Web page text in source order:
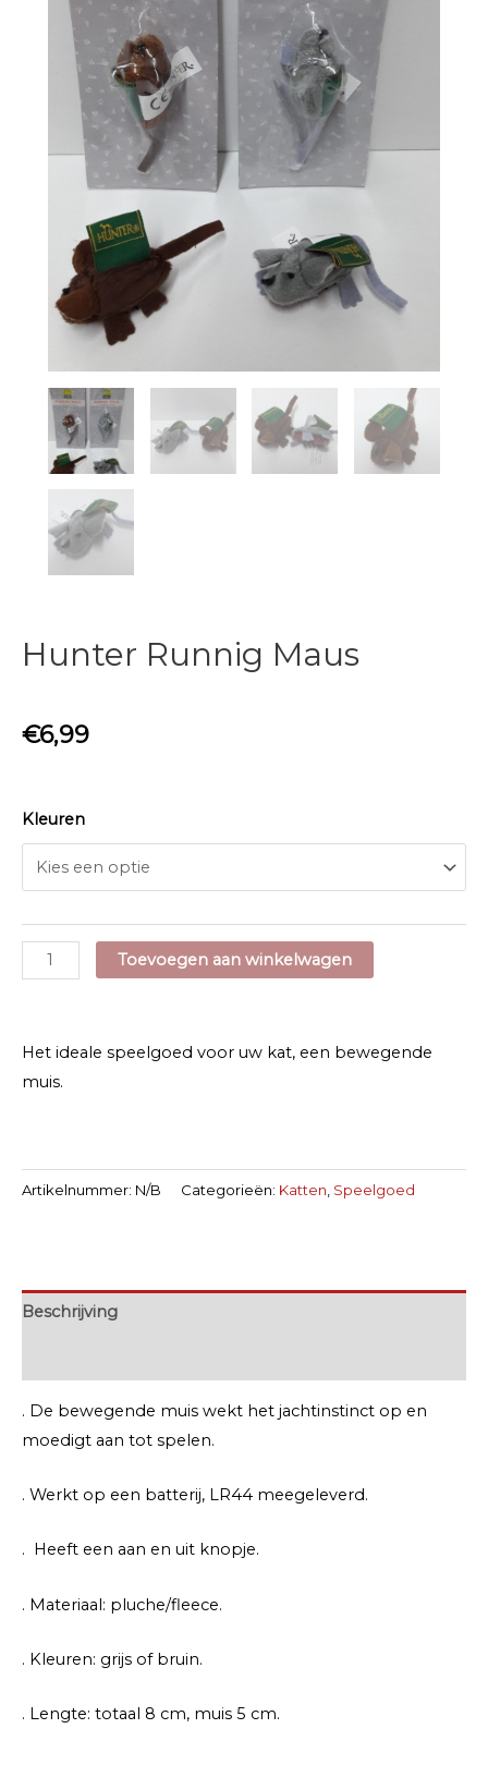
Hunter Runnig Maus
€6,99
Kleuren
Hunter
Runnig
aantal
Toevoegen aan winkelwagen
Het ideale speelgoed voor uw kat, een bewegende
muis.
Artikelnummer: N/B Categorieën: Katten, Speelgoed
Beschrijving
. De bewegende muis wekt het jachtinstinct op en
moedigt aan tot spelen.
. Werkt op een batterij, LR44 meegeleverd.
. Heeft een aan en uit knopje.
. Materiaal: pluche/fleece.
. Kleuren: grijs of bruin.
. Lengte: totaal 8 cm, muis 5 cm.